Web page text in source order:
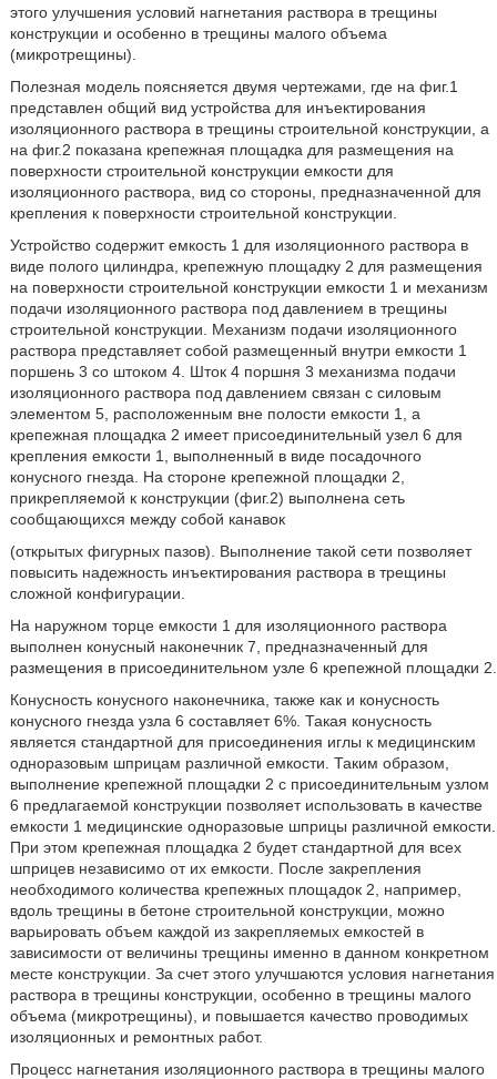
этого улучшения условий нагнетания раствора в трещины
конструкции и особенно в трещины малого объема
(микротрещины).
Полезная модель поясняется двумя чертежами, где на фиг.1
представлен общий вид устройства для инъектирования
изоляционного раствора в трещины строительной конструкции, а
на фиг.2 показана крепежная площадка для размещения на
поверхности строительной конструкции емкости для
изоляционного раствора, вид со стороны, предназначенной для
крепления к поверхности строительной конструкции.
Устройство содержит емкость 1 для изоляционного раствора в
виде полого цилиндра, крепежную площадку 2 для размещения
на поверхности строительной конструкции емкости 1 и механизм
подачи изоляционного раствора под давлением в трещины
строительной конструкции. Механизм подачи изоляционного
раствора представляет собой размещенный внутри емкости 1
поршень 3 со штоком 4. Шток 4 поршня 3 механизма подачи
изоляционного раствора под давлением связан с силовым
элементом 5, расположенным вне полости емкости 1, а
крепежная площадка 2 имеет присоединительный узел 6 для
крепления емкости 1, выполненный в виде посадочного
конусного гнезда. На стороне крепежной площадки 2,
прикрепляемой к конструкции (фиг.2) выполнена сеть
сообщающихся между собой канавок
(открытых фигурных пазов). Выполнение такой сети позволяет
повысить надежность инъектирования раствора в трещины
сложной конфигурации.
На наружном торце емкости 1 для изоляционного раствора
выполнен конусный наконечник 7, предназначенный для
размещения в присоединительном узле 6 крепежной площадки 2.
Конусность конусного наконечника, также как и конусность
конусного гнезда узла 6 составляет 6%. Такая конусность
является стандартной для присоединения иглы к медицинским
одноразовым шприцам различной емкости. Таким образом,
выполнение крепежной площадки 2 с присоединительным узлом
6 предлагаемой конструкции позволяет использовать в качестве
емкости 1 медицинские одноразовые шприцы различной емкости.
При этом крепежная площадка 2 будет стандартной для всех
шприцев независимо от их емкости. После закрепления
необходимого количества крепежных площадок 2, например,
вдоль трещины в бетоне строительной конструкции, можно
варьировать объем каждой из закрепляемых емкостей в
зависимости от величины трещины именно в данном конкретном
месте конструкции. За счет этого улучшаются условия нагнетания
раствора в трещины конструкции, особенно в трещины малого
объема (микротрещины), и повышается качество проводимых
изоляционных и ремонтных работ.
Процесс нагнетания изоляционного раствора в трещины малого